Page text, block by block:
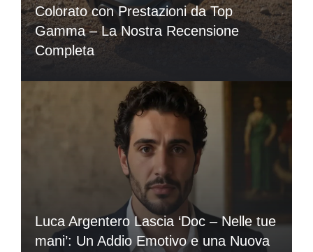
Colorato con Prestazioni da Top
Gamma – La Nostra Recensione
Completa
Luca Argentero Lascia ‘Doc – Nelle tue
mani’: Un Addio Emotivo e una Nuova